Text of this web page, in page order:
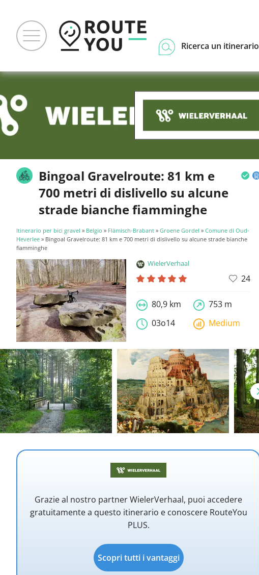
Ricerca un itinerario
Bingoal Gravelroute: 81 km e
700 metri di dislivello su alcune
strade bianche fiamminghe
Itinerario per bici gravel » Belgio » Flämisch-Brabant » Groene Gordel » Comune di Oud-
Heverlee » Bingoal Gravelroute: 81 km e 700 metri di dislivello su alcune strade bianche
fiamminghe
WielerVerhaal
24
80,9 km
753 m
03o14
Medium
Grazie al nostro partner WielerVerhaal, puoi accedere
gratuitamente a questo itinerario e conoscere RouteYou
PLUS.
Scopri tutti i vantaggi